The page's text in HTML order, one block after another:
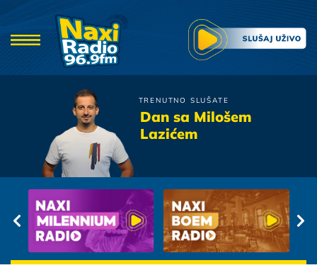
TRENUTNO SLUŠATE
Dan sa Milošem
Lazićem
Severina
Pogled Ispod Obrva